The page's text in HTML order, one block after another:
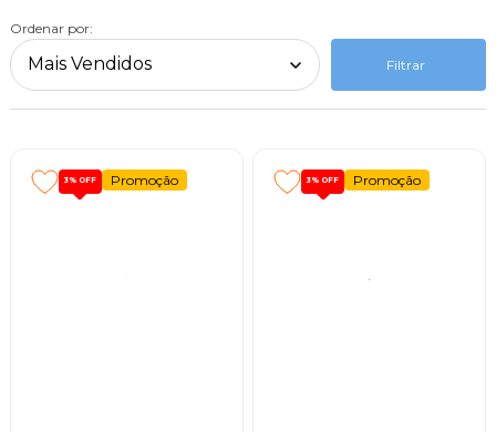
Ordenar por:
Filtrar
3% OFF Promoção 3% OFF Promoção